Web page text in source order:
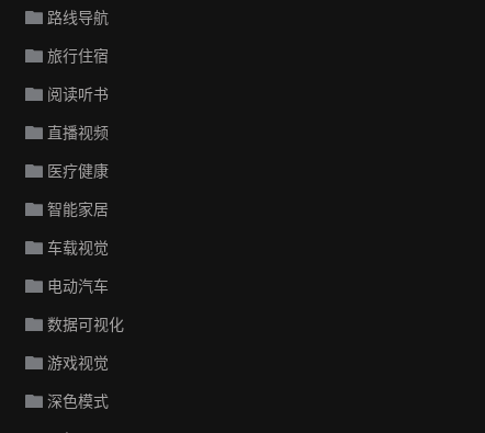
路线导航
旅行住宿
阅读听书
直播视频
医疗健康
智能家居
车载视觉
电动汽车
数据可视化
游戏视觉
深色模式